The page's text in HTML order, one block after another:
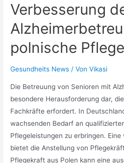
Verbesserung
polnische
Gesundheits News / VonVikasi
Die Betreuung von Senioren mit
besondere Herausforderung dar,
Fachkräfte erfordert. In
wachsenden Bedarf an
Pflegeleistungen zu erbringen.
bietet die Anstellung von
Pflegekraft aus Polen kann eine